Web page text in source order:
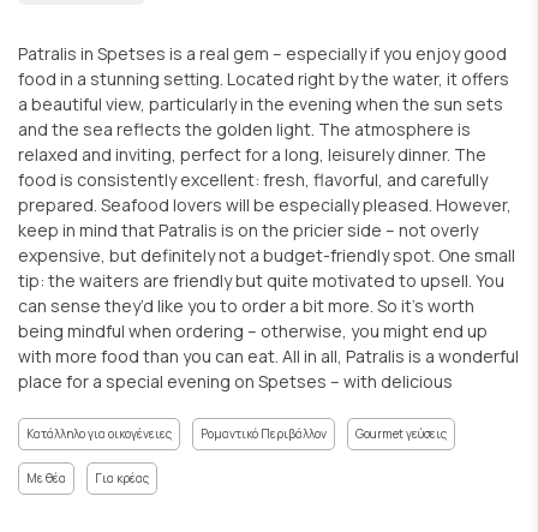
Patralis in Spetses is a real gem – especially if you enjoy good
food in a stunning setting. Located right by the water, it offers
a beautiful view, particularly in the evening when the sun sets
and the sea reflects the golden light. The atmosphere is
relaxed and inviting, perfect for a long, leisurely dinner. The
food is consistently excellent: fresh, flavorful, and carefully
prepared. Seafood lovers will be especially pleased. However,
keep in mind that Patralis is on the pricier side – not overly
expensive, but definitely not a budget-friendly spot. One small
tip: the waiters are friendly but quite motivated to upsell. You
can sense they’d like you to order a bit more. So it’s worth
being mindful when ordering – otherwise, you might end up
with more food than you can eat. All in all, Patralis is a wonderful
place for a special evening on Spetses – with delicious
Κατάλληλο για οικογένειες Ρομαντικό Περιβάλλον Gourmet γεύσεις
Με θέα Για κρέας